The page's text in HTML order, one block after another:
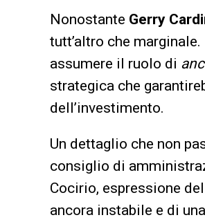
Nonostante Gerry
tutt’altro che
assumere il ruolo di
strategica che
dell’investimento.
Un dettaglio che non
consiglio di
Cocirio, espressione
ancora instabile e di